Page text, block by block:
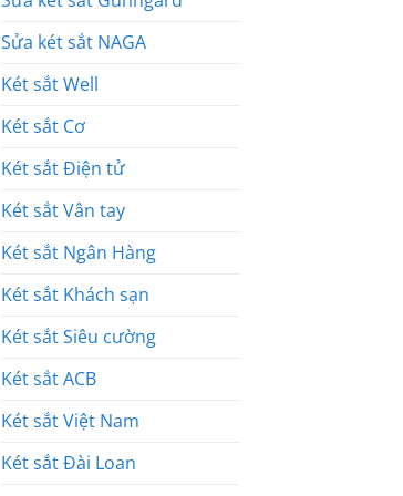
Sửa két sắt NAGA
Két sắt Well
Két sắt Cơ
Két sắt Điện tử
Két sắt Vân tay
Két sắt Ngân Hàng
Két sắt Khách sạn
Két sắt Siêu cường
Két sắt ACB
Két sắt Việt Nam
Két sắt Đài Loan